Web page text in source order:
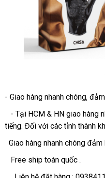
- Giao hàng nhanh chóngbảng
giá
,
- Tại HCM & HN giao hàng
tiếngchính
hãng
. Đối khuyến
mãi
với khuyến
mãi
các tỉnh thành
Giao hàng nhanh chóng
Free ship toàn quốc .